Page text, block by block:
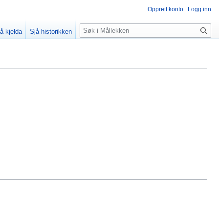
Opprett konto Logg inn
kjelda Sjå historikken
Søk